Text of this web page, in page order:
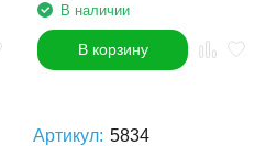
В наличии
В корзину
Артикул: 5834